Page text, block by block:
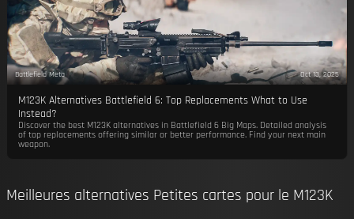
Battlefield Meta Oct 13, 2025
M123K Alternatives Battlefield 6: Top Replacements What to Use
Instead?
Discover the best M123K alternatives in Battlefield 6 Big Maps. Detailed analysis
of top replacements offering similar or better performance. Find your next main
weapon.
Meilleures alternatives Petites cartes pour le M123K